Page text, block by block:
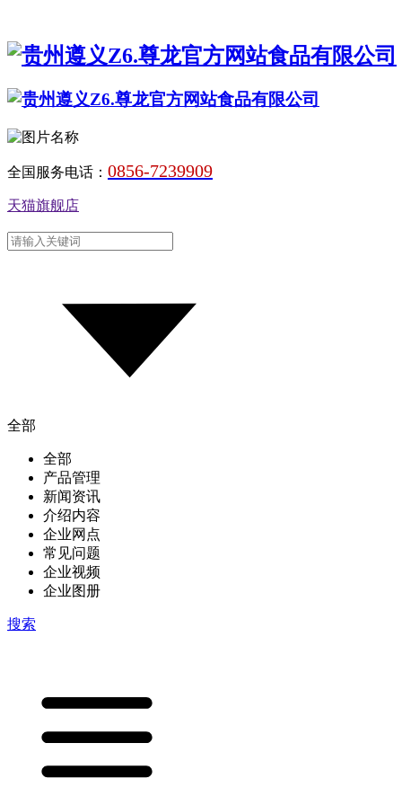
全国服务电话： 0856-7239909
天猫旗舰店
全部
全部
产品管理
新闻资讯
介绍内容
企业网点
常见问题
企业视频
企业图册
搜索